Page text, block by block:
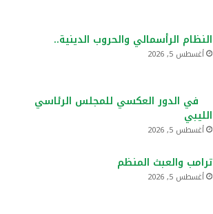
النظام الرأسمالي والحروب الدينية..
أغسطس 5, 2026
في الدور العكسي للمجلس الرئاسي
الليبي
أغسطس 5, 2026
ترامب والعبث المنظم
أغسطس 5, 2026